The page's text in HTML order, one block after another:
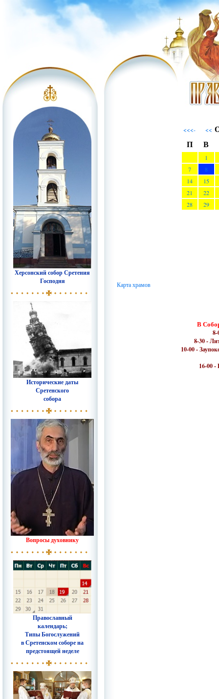
Херсонский собор Сретения
Господня
Исторические даты
Сретенского
собора
Вопросы духовнику
Православный
календарь;
Типы Богослужений
в Сретенском соборе на
предстоящей неделе
<<<- <<
П
В
1
7
8
14
15
21
22
28
29
Карта храмов
В
8-
8-30 -
10-00 -
16-00 -